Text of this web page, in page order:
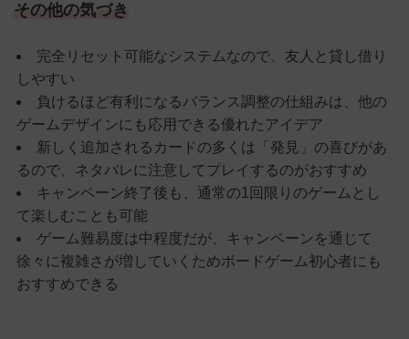
その他の気づき
完全リセット可能なシステムなので、友人と貸し借り
しやすい
負けるほど有利になるバランス調整の仕組みは、他の
ゲームデザインにも応用できる優れたアイデア
新しく追加されるカードの多くは「発見」の喜びがあ
るので、ネタバレに注意してプレイするのがおすすめ
キャンペーン終了後も、通常の1回限りのゲームとし
て楽しむことも可能
ゲーム難易度は中程度だが、キャンペーンを通じて
徐々に複雑さが増していくためボードゲーム初心者にも
おすすめできる